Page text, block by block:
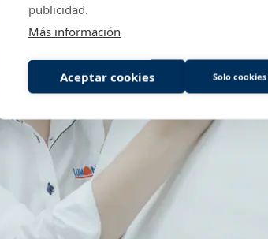
publicidad.
Más información
Aceptar cookies Solo